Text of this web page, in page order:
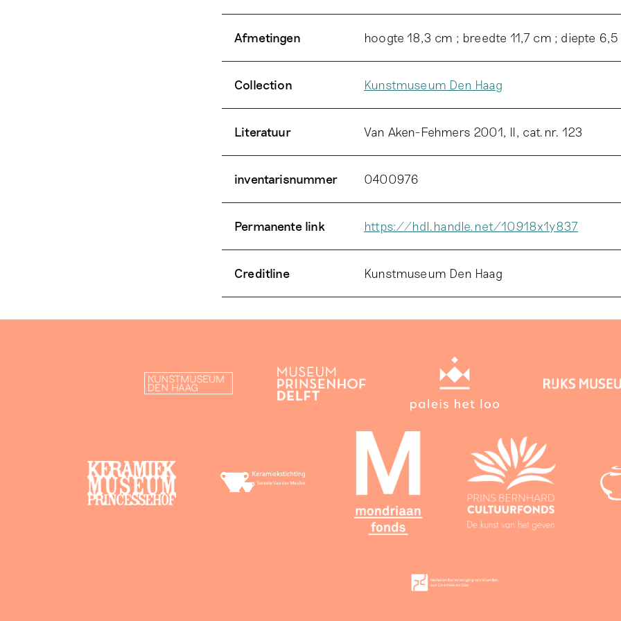
Afmetingen hoogte 18,3 cm ; breedte 11,7 cm ; diepte
Collection Kunstmuseum Den Haag
Literatuur Van Aken-Fehmers 2001, II, cat.nr. 123
inventarisnummer 0400976
Permanente link https://hdl.handle.net/10918x1y837
Creditline Kunstmuseum Den Haag